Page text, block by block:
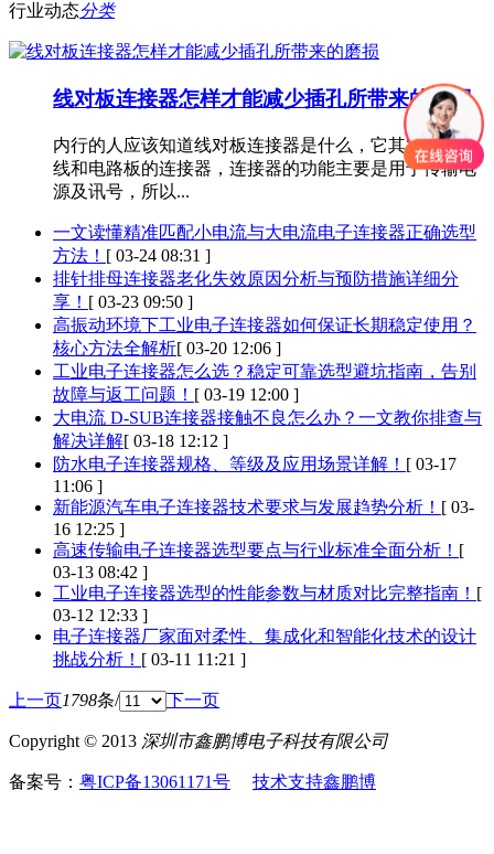
行业动态分类
线对板连接器怎样才能减少插孔所带来的磨损
内行的人应该知道线对板连接器是什么，它其实是指电
线和电路板的连接器，连接器的功能主要是用于传输电
源及讯号，所以...
一文读懂精准匹配小电流与大电流电子连接器正确选型
方法！ [ 03-24 08:31 ]
排针排母连接器老化失效原因分析与预防措施详细分
享！ [ 03-23 09:50 ]
高振动环境下工业电子连接器如何保证长期稳定使用？
核心方法全解析[ 03-20 12:06 ]
工业电子连接器怎么选？稳定可靠选型避坑指南，告别
故障与返工问题！ [ 03-19 12:00 ]
大电流 D-SUB连接器接触不良怎么办？一文教你排查与
解决详解[ 03-18 12:12 ]
防水电子连接器规格、等级及应用场景详解！ [ 03-17
11:06 ]
新能源汽车电子连接器技术要求与发展趋势分析！ [ 03-
16 12:25 ]
高速传输电子连接器选型要点与行业标准全面分析！ [
03-13 08:42 ]
工业电子连接器选型的性能参数与材质对比完整指南！ [
03-12 12:33 ]
电子连接器厂家面对柔性、集成化和智能化技术的设计
挑战分析！ [ 03-11 11:21 ]
上一页1798条/ 下一页
Copyright © 2013 深圳市鑫鹏博电子科技有限公司
备案号： 粤ICP备13061171号 技术支持鑫鹏博